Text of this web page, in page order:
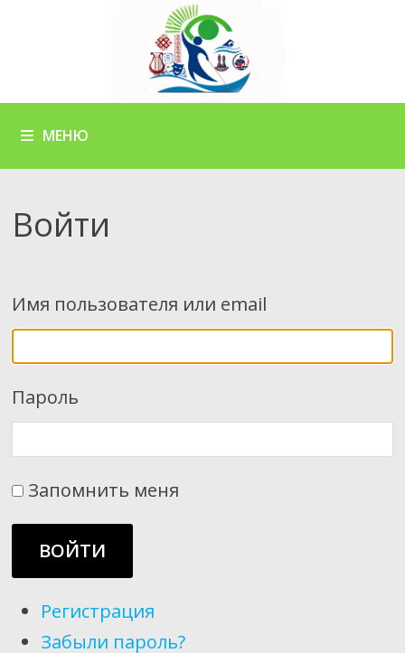
МЕНЮ
Войти
Имя пользователя или email
Пароль
Запомнить меня
ВОЙТИ
Регистрация
Забыли пароль?